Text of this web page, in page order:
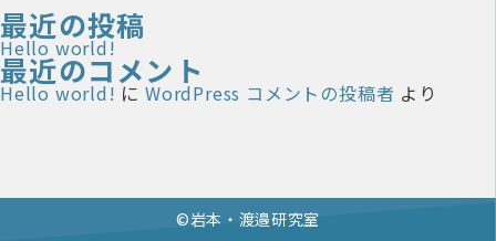
最近の投稿
Hello world!
最近のコメント
Hello world! にWordPress コメントの投稿者 より
©︎岩本・渡邉研究室